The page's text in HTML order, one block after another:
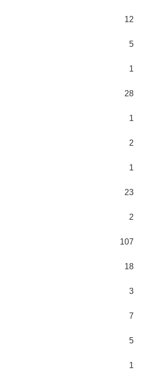
12
5
1
28
1
2
1
23
2
107
18
3
7
5
1